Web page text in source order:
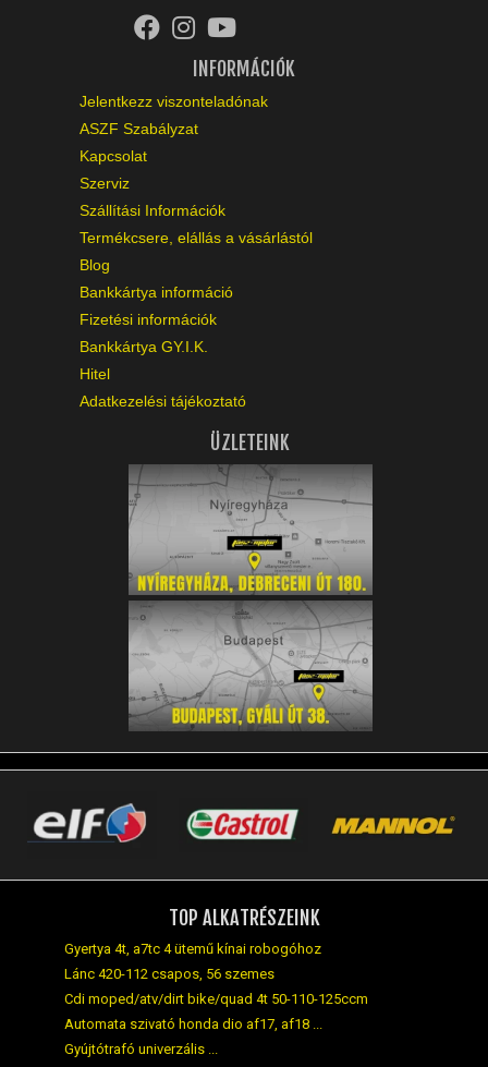
INFORMÁCIÓK
Jelentkezz viszonteladónak
ASZF Szabályzat
Kapcsolat
Szerviz
Szállítási Információk
Termékcsere, elállás a vásárlástól
Blog
Bankkártya információ
Fizetési információk
Bankkártya GY.I.K.
Hitel
Adatkezelési tájékoztató
ÜZLETEINK
TOP ALKATRÉSZEINK
Gyertya 4t, a7tc 4 ütemű kínai robogóhoz
Lánc 420-112 csapos, 56 szemes
Cdi moped/atv/dirt bike/quad 4t 50-110-125ccm
Automata szivató honda dio af17, af18 ...
Gyújtótrafó univerzális ...